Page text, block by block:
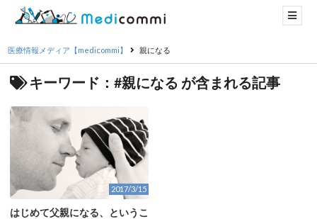
医療情報メディア【medicommi】 親になる
キーワード：#親になる が含まれる記事
2017/3/15
はじめて父親になる、というこ